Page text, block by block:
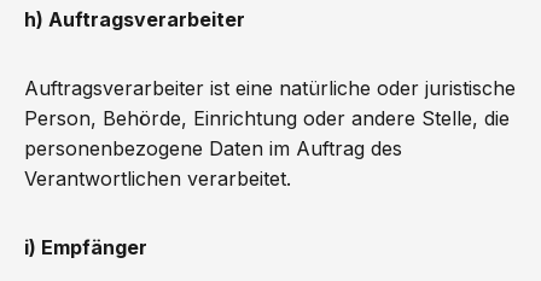
h) Auftragsverarbeiter
Auftragsverarbeiter ist eine natürliche oder juristische
Person, Behörde, Einrichtung oder andere Stelle, die
personenbezogene Daten im Auftrag des
Verantwortlichen verarbeitet.
i) Empfänger